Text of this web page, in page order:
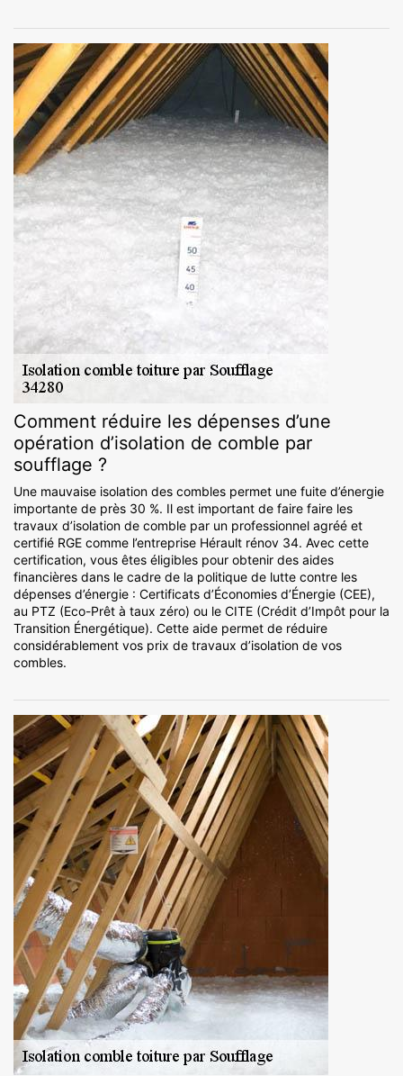
Comment réduire les dépenses d’une
opération d’isolation de comble par
soufflage ?
Une mauvaise isolation des combles permet une fuite d’énergie
importante de près 30 %. Il est important de faire faire les
travaux d’isolation de comble par un professionnel agréé et
certifié RGE comme l’entreprise Hérault rénov 34. Avec cette
certification, vous êtes éligibles pour obtenir des aides
financières dans le cadre de la politique de lutte contre les
dépenses d’énergie : Certificats d’Économies d’Énergie (CEE),
au PTZ (Eco-Prêt à taux zéro) ou le CITE (Crédit d’Impôt pour la
Transition Énergétique). Cette aide permet de réduire
considérablement vos prix de travaux d’isolation de vos
combles.